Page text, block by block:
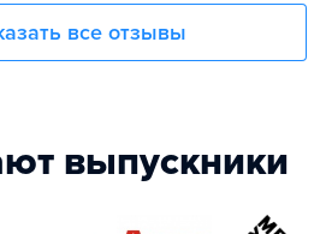
все отзывы
выпускники